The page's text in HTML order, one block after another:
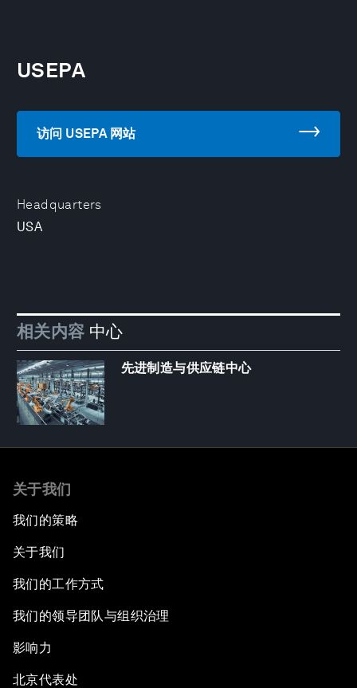
Headquarters
USA
USEPA
访问 USEPA 网站
相关内容 中心
先进制造与供应链中心
关于我们
我们的策略
关于我们
我们的工作方式
我们的领导团队与组织治理
影响力
北京代表处